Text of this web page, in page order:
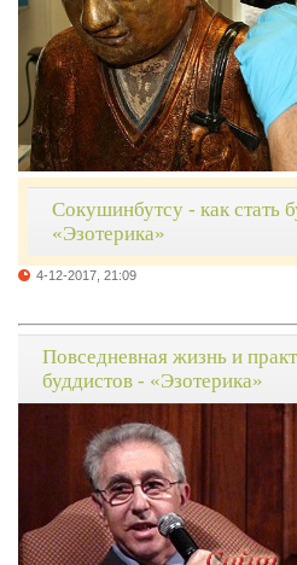
Сокушинбутсу - как стать
«Эзотерика»
4-12-2017, 21:09
Повседневная жизнь и
буддистов - «Эзотерика»